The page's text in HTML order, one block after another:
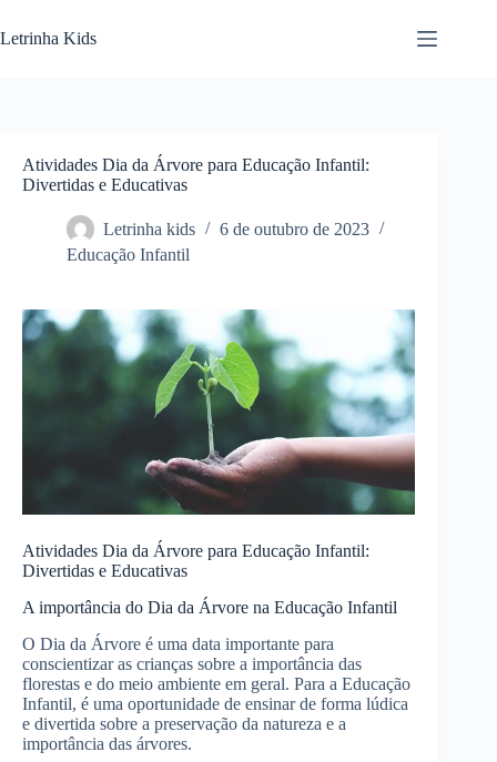
Letrinha Kids
Atividades Dia da Árvore para Educação Infantil:
Divertidas e Educativas
Letrinha kids
6 de outubro de 2023
Educação Infantil
Atividades Dia da Árvore para Educação Infantil:
Divertidas e Educativas
A importância do Dia da Árvore na Educação Infantil
O Dia da Árvore é uma data importante para
conscientizar as crianças sobre a importância das
florestas e do meio ambiente em geral. Para a Educação
Infantil, é uma oportunidade de ensinar de forma lúdica
e divertida sobre a preservação da natureza e a
importância das árvores.